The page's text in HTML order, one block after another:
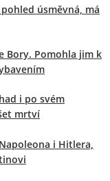
úsměvná, má
Bory. Pomohla jim k
i po svém
mrtví
i Hitlera,